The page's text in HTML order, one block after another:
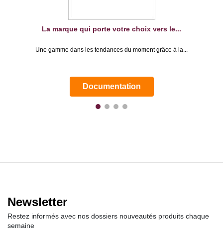
La marque qui porte votre choix vers le...
Une gamme dans les tendances du moment grâce à la...
Documentation
Newsletter
Restez informés avec nos dossiers nouveautés produits chaque
semaine